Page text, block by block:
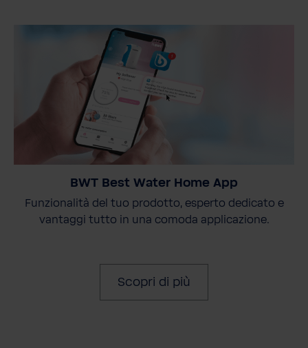
BWT Best Water Home App
Funzionalità del tuo prodotto, esperto dedicato e
vantaggi tutto in una comoda applicazione.
Scopri di più